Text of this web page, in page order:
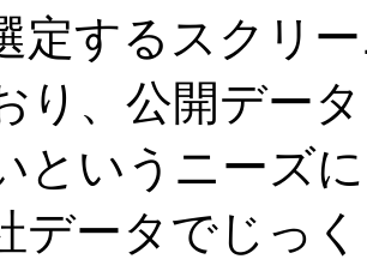
定するスクリ
り、公開デー
というニーズ
データでじっ